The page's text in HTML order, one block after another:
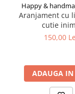
Happy &
Aranjament cu
cutie
150,00
ADAUGA IN